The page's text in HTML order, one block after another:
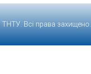
ТНТУ. Всі права захищено.